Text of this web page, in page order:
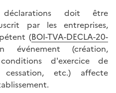
doit être
par les entreprises,
(BOI-TVA-DECLA-20-
événement (création,
d'exercice de
cessation, etc.) affecte